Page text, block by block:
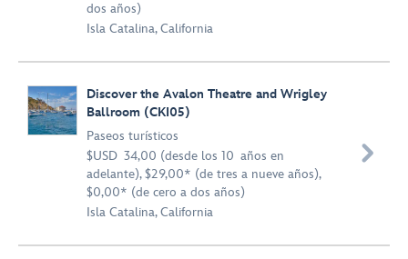
dos años)
Isla Catalina, California
Discover the Avalon Theatre and Wrigley
Ballroom (CKI05)
Paseos turísticos
$USD 34,00 (desde los 10 años en
adelante), $29,00* (de tres a nueve años),
$0,00* (de cero a dos años)
Isla Catalina, California
